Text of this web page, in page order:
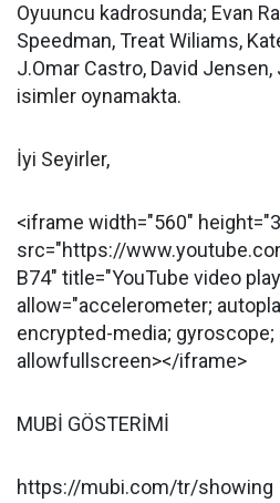
Oyuuncu kadrosunda; Evan
Speedman, Treat Wiliams,
J.Omar Castro, David
isimler oynamakta.
İyi Seyirler,
<iframe width="560"
src="https://
B74" title="YouTube video
allow="accelerometer;
encrypted-media;
allowfullscreen></iframe>
MUBİ GÖSTERİMİ
https://mubi.com/tr/showing